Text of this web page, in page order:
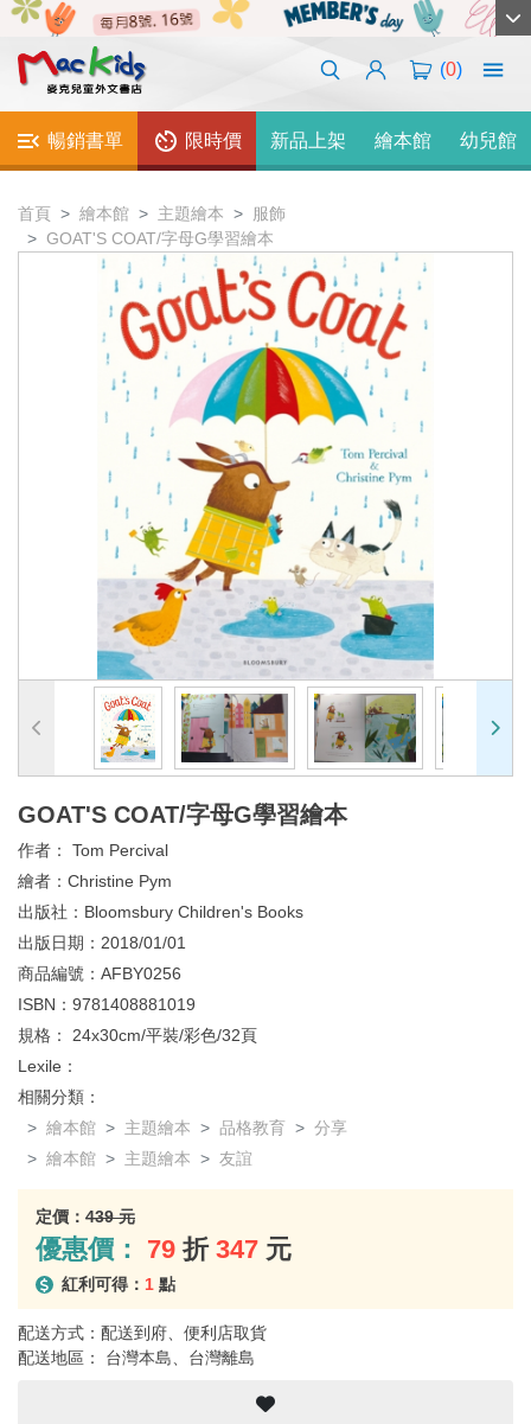
(0)
暢銷書單 限時價 新品上架 繪本館 幼兒館
首頁 繪本館 主題繪本
服飾
GOAT'S COAT/字母G學習繪本
GOAT'S COAT/字母G學習繪本
作者： Tom Percival
繪者： Christine Pym
出版社： Bloomsbury Children's Books
出版日期： 2018/01/01
商品編號： AFBY0256
ISBN： 9781408881019
規格： 24x30cm/平裝/彩色/32頁
Lexile：
相關分類：
繪本館
主題繪本 品格教育
分享
繪本館
主題繪本 友誼
定價： 439 元
優惠價： 79 折 347 元
紅利可得： 1 點
配送方式：配送到府、便利店取貨
配送地區： 台灣本島、台灣離島